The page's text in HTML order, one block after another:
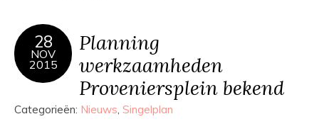
28
NOV
2015
Planning
werkzaamheden
Proveniersplein bekend
Categorieën: Nieuws, Singelplan